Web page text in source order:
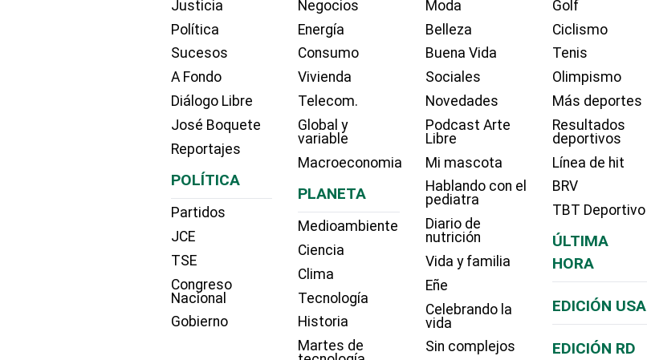
Justicia
Política
Sucesos
A Fondo
Diálogo Libre
José Boquete
Reportajes
POLÍTICA
Partidos
JCE
TSE
Congreso
Nacional
Gobierno
Negocios
Energía
Consumo
Vivienda
Telecom.
Global y
variable
Macroeconomia
PLANETA
Medioambiente
Ciencia
Clima
Tecnología
Historia
Martes de
Moda
Belleza
Buena Vida
Sociales
Novedades
Podcast Arte
Libre
Mi mascota
Hablando con el
pediatra
Diario de
nutrición
Vida y familia
Eñe
Celebrando la
vida
Sin complejos
Golf
Ciclismo
Tenis
Olimpismo
Más deportes
Resultados
deportivos
Línea de hit
BRV
TBT Deportivo
ÚLTIMA
HORA
EDICIÓN USA
EDICIÓN RD